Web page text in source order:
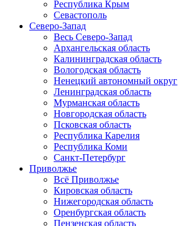
Республика Крым
Севастополь
Северо-Запад
Весь Северо-Запад
Архангельская область
Калининградская область
Вологодская область
Ненецкий автономный округ
Ленинградская область
Мурманская область
Новгородская область
Псковская область
Республика Карелия
Республика Коми
Санкт-Петербург
Приволжье
Всё Приволжье
Кировская область
Нижегородская область
Оренбургская область
Пензенская область